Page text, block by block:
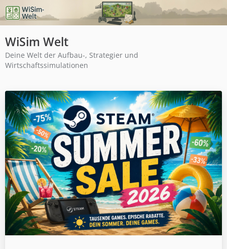
WiSim Welt
Deine Welt der Aufbau-, Strategier und
Wirtschaftssimulationen